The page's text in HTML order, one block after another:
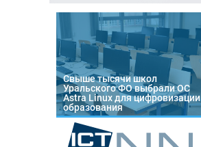
Свыше тысячи школ
Уральского ФО выбрали ОС
Astra Linux для цифровизации
образования